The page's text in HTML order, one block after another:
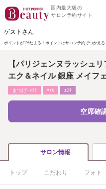
国内最大級の
サロン予約サイト
ゲストさん
ポイントが1%たまる！ ポイントはサロン予約でつかえる
【パリジェンヌラッシュ
エク＆ネイル 銀座 メイフ
まつげ･ﾒｲｸ ﾈｲﾙ ｴｽﾃ
空席確
サロン情報
トップ こだわり フォト